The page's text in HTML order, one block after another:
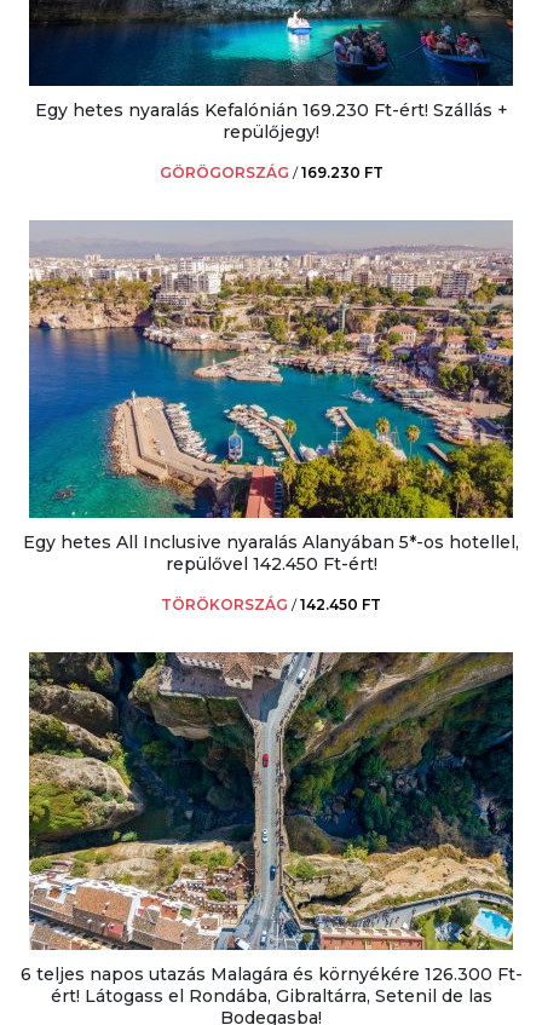
Egy hetes nyaralás Kefalónián 169.230 Ft-ért! Szállás +
repülőjegy!
GÖRÖGORSZÁG /169.230 FT
Egy hetes All Inclusive nyaralás Alanyában 5*-os hotellel,
repülővel 142.450 Ft-ért!
TÖRÖKORSZÁG /142.450 FT
6 teljes napos utazás Malagára és környékére 126.300 Ft-
ért! Látogass el Rondába, Gibraltárra, Setenil de las
Bodegasba!